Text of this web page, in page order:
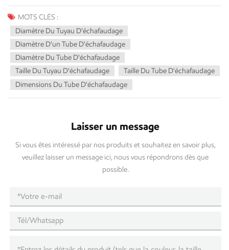
MOTS CLÉS :
Diamètre Du Tuyau D'échafaudage
Diamètre D'un Tube D'échafaudage
Diamètre Du Tube D'échafaudage
Taille Du Tuyau D'échafaudage
Taille Du Tube D'échafaudage
Dimensions Du Tube D'échafaudage
Laisser un message
Si vous êtes intéressé par nos produits et souhaitez en savoir plus,
veuillez laisser un message ici, nous vous répondrons dès que
possible.